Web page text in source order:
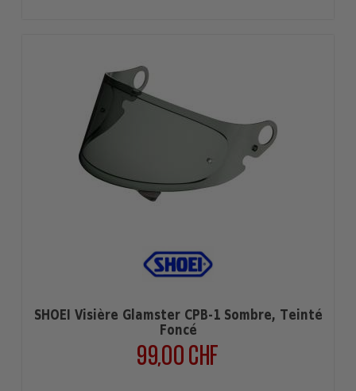
SHOEI Visière Glamster CPB-1 Sombre, Teinté
Foncé
99,00 CHF